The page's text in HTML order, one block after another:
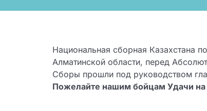
Национальная сборная Казахстана
Алматинской области, перед
Сборы прошли под руководством
Пожелайте нашим бойцам Удачи